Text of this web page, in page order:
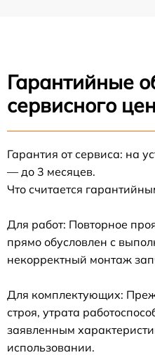
Гарантийные
сервисного
Гарантия от сервиса: на
— до 3 месяцев.
Что считается
Для работ: Повторное
прямо обусловлен с
некорректный монтаж
Для комплектующих:
строя, утрата
заявленным
использовании.